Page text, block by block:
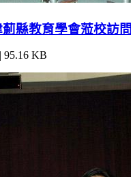
縣教育學會蒞校訪問
95.16 KB